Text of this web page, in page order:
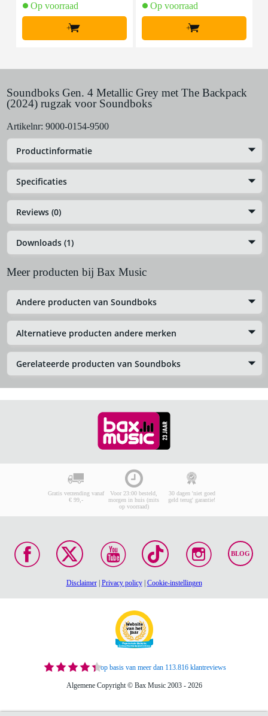
Op voorraad
+
Op voorraad
+
Soundboks Gen. 4 Metallic Grey met The Backpack
(2024) rugzak voor Soundboks
Artikelnr: 9000-0154-9500
Productinformatie
Specificaties
Reviews (0)
Downloads (1)
Meer producten bij Bax Music
Andere producten van Soundboks
Alternatieve producten andere merken
Gerelateerde producten van Soundboks
Gratis verzending vanaf
€ 99,-
Voor 23:00 besteld,
morgen in huis (mits
op voorraad)
30 dagen 'niet goed
geld terug' garantie!
BLOG
Disclaimer| Privacy policy| Cookie-instellingen
op basis van meer dan 113.816 klantreviews
Algemene Copyright © Bax Music 2003 - 2026